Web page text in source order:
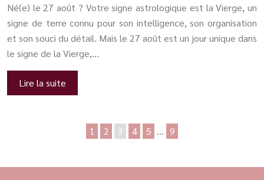
Né(e) le 27 août ? Votre signe astrologique est la Vierge, un
signe de terre connu pour son intelligence, son organisation
et son souci du détail. Mais le 27 août est un jour unique dans
le signe de la Vierge,…
Lire la suite
1 2 3 4 5 … 9